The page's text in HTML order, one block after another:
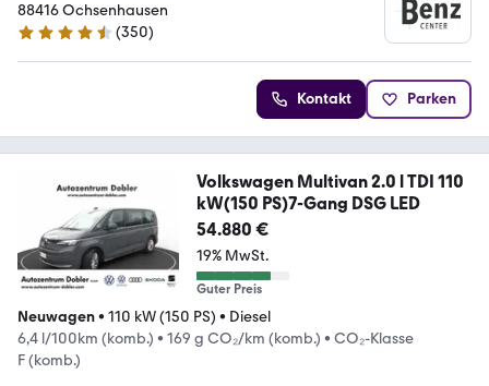
88416 Ochsenhausen
4.7 Sterne
(350)
Kontakt Parken
Volkswagen Multivan 2.0 l TDI 110
kW(150 PS)7-Gang DSG LED
54.880 €
19% MwSt.
Guter Preis
Neuwagen• 110 kW (150 PS) • Diesel
6,4 l/100km (komb.) • 169 g CO₂/km (komb.) • CO₂-Klasse
F (komb.)